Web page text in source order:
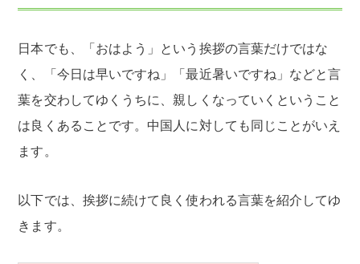
日本でも、「おはよう」という挨拶の言葉だけではな
く、「今日は早いですね」「最近暑いですね」などと言
葉を交わしてゆくうちに、親しくなっていくということ
は良くあることです。中国人に対しても同じことがいえ
ます。
以下では、挨拶に続けて良く使われる言葉を紹介してゆ
きます。